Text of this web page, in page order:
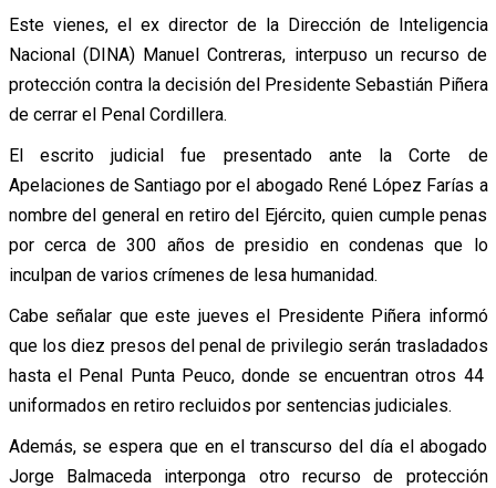
Este vienes, el ex director de la Dirección de Inteligencia
Nacional (DINA) Manuel Contreras, interpuso un recurso de
protección contra la decisión del Presidente Sebastián Piñera
de cerrar el Penal Cordillera.
El escrito judicial fue presentado ante la Corte de
Apelaciones de Santiago por el abogado René López Farías a
nombre del general en retiro del Ejército, quien cumple penas
por cerca de 300 años de presidio en condenas que lo
inculpan de varios crímenes de lesa humanidad.
Cabe señalar que este jueves el Presidente Piñera informó
que los diez presos del penal de privilegio serán trasladados
hasta el Penal Punta Peuco, donde se encuentran otros 44
uniformados en retiro recluidos por sentencias judiciales.
Además, se espera que en el transcurso del día el abogado
Jorge Balmaceda interponga otro recurso de protección